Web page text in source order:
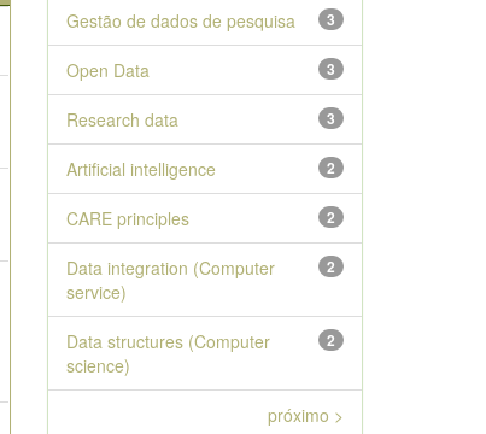
3
Gestão de dados de pesquisa
3
Open Data
3
Research data
2
Artificial intelligence
2
CARE principles
2
Data integration (Computer
service)
2
Data structures (Computer
science)
próximo >